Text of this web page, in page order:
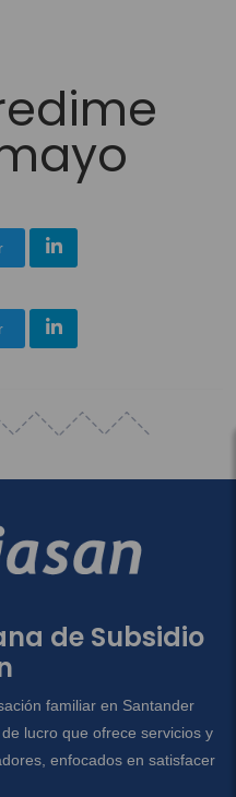
de Subsidio
familiar en Santander
lucro que ofrece servicios y
enfocados en satisfacer